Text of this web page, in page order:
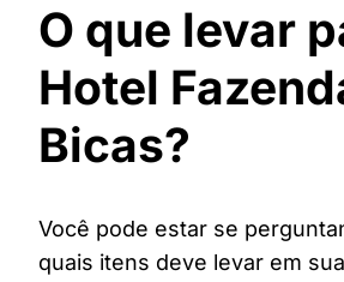
O que levar
Hotel
Bicas?
Você pode estar se
quais itens deve levar em